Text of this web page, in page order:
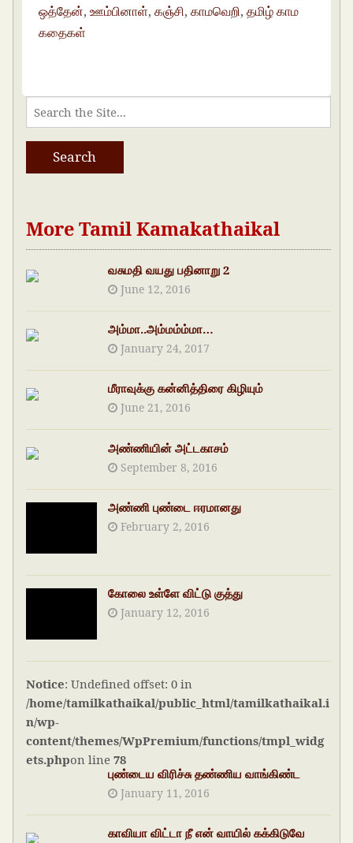
ஒத்தேன்,ஊம்பினாள்,கஞ்சி,காமவெறி,தமிழ் காம
கதைகள்
More Tamil Kamakathaikal
வசுமதி வயது பதினாறு 2
June 12, 2016
அம்மா..அம்மம்ம்மா…
January 24, 2017
மீராவுக்கு கன்னித்திரை கிழியும்
June 21, 2016
அண்ணியின் அட்டகாசம்
September 8, 2016
அண்ணி புண்டை ஈரமானது
February 2, 2016
கோலை உள்ளே விட்டு குத்து
January 12, 2016
Notice: Undefined offset: 0 in
/home/tamilkathaikal/public_html/tamilkathaikal.i
n/wp-
content/themes/WpPremium/functions/tmpl_widg
ets.phpon line78
புண்டைய விரிச்சு தண்ணிய வாங்கிண்ட
January 11, 2016
காவியா விட்டா நீ என் வாயில் கக்கிடுவே